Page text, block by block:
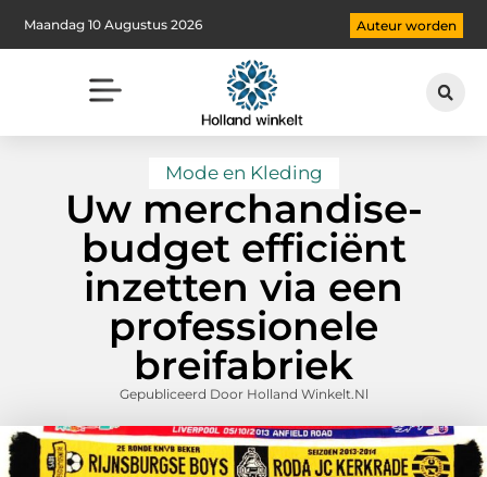
Maandag 10 Augustus 2026 Auteur worden
Mode en Kleding
Uw merchandise-
budget efficiënt
inzetten via een
professionele
breifabriek
Gepubliceerd Door Holland Winkelt.nl